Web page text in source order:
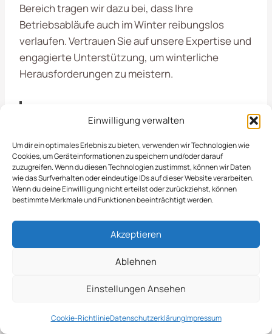
Einwilligung verwalten
Um dir ein optimales Erlebnis zu bieten, verwenden wir Technologien wie
Cookies, um Geräteinformationen zu speichern und/oder darauf
zuzugreifen. Wenn du diesen Technologien zustimmst, können wir Daten
wie das Surfverhalten oder eindeutige IDs auf dieser Website verarbeiten.
Wenn du deine Einwillligung nicht erteilst oder zurückziehst, können
bestimmte Merkmale und Funktionen beeinträchtigt werden.
Akzeptieren
Ablehnen
Einstellungen Ansehen
Cookie-RichtlinieDatenschutzerklärungImpressum
Bereichtragen wir dazu bei, dass Ihre
Betriebsabläufe auch im Winter reibungslos
verlaufen. Vertrauen Sie auf unsere Expertise und
engagierte Unterstützung, um winterliche
Herausforderungen zu meistern.
Effizienter
Schneeabtransport
Der Schneeabtransport in Minden spielt eine
wichtige Rolle, um die Straßen und Gehwege
zu halten. Durch professionelle Dienstleistungen
wird nicht nur die Verkehrssicherheit erhöht,
sondern auch die Lebensqualität der Anwohner
Unser Ansatz Für Schnelle